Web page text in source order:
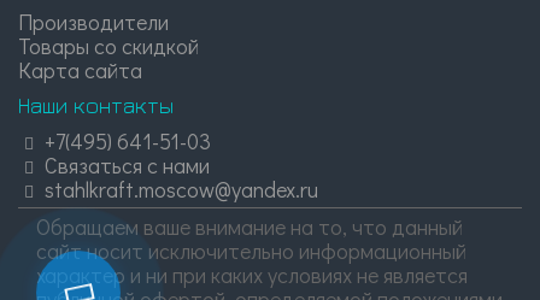
Производители
Товары со скидкой
Карта сайта
Наши контакты
+7(495) 641-51-03
Связаться с нами
stahlkraft.moscow@yandex.ru
Обращаем ваше внимание на то, что данный
сайт носит исключительно информационный
характер и ни при каких условиях не является